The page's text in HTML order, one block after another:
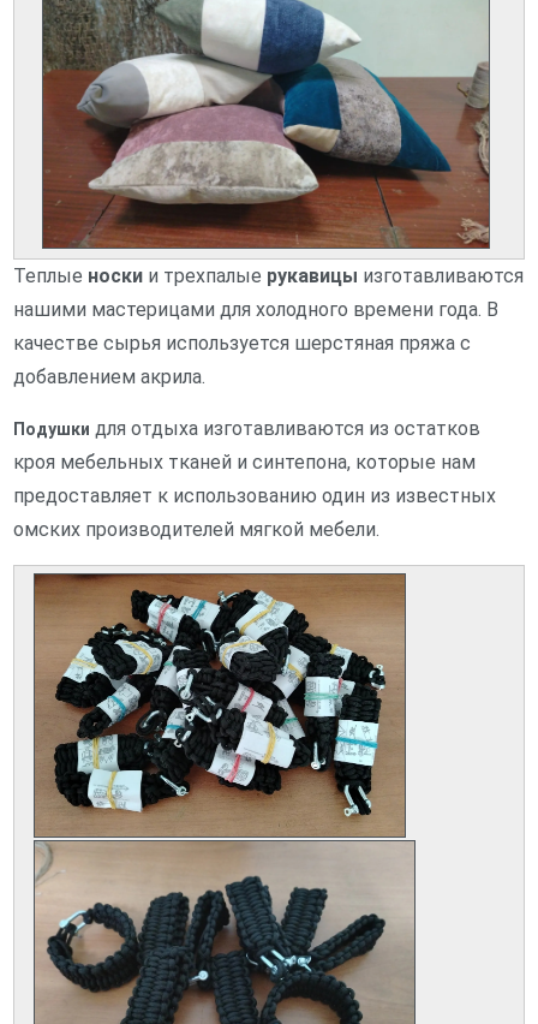
Теплые носки и трехпалые рукавицы изготавливаются
нашими мастерицами для холодного времени года. В
качестве сырья используется шерстяная пряжа с
добавлением акрила.
Подушки для отдыха изготавливаются из остатков
кроя мебельных тканей и синтепона, которые нам
предоставляет к использованию один из известных
омских производителей мягкой мебели.